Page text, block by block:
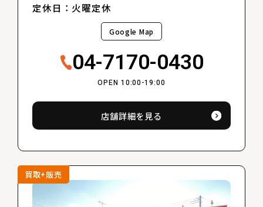
定休日：火曜定休
Google Map
04-7170-0430
OPEN 10:00-19:00
店舗詳細を見る
買取+販売